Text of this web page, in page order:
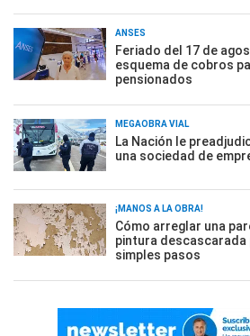
ANSES
Feriado del 17 de
esquema de cobros
pensionados
MEGAOBRA VIAL
La Nación le
una sociedad de
¡MANOS A LA OBRA!
Cómo arreglar una
pintura descascarada
simples pasos